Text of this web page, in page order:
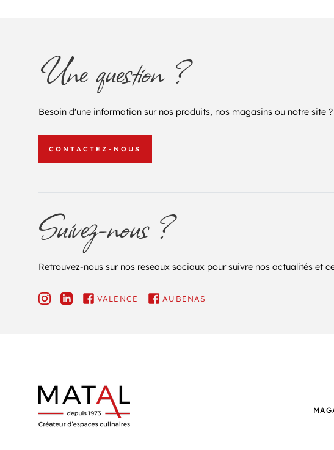
Une question ?
Besoin d'une information sur nos produits, nos magasins ou notre site ?
CONTACTEZ-NOUS
Suivez-nous ?
Retrouvez-nous sur nos reseaux sociaux pour suivre nos actualités et
VALENCE AUBENAS